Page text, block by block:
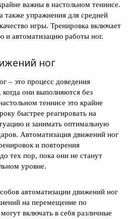
важны в настольном теннисе.
также упражнения для средней
игры. Тренировка включает
и автоматизацию работы ног.
ног
– это процесс доведения
они выполняются без
теннисе это крайне
быстрее реагировать на
и занимать оптимальную
Автоматизация движений ног
и повторения
тех пор, пока они не станут
уровне.
автоматизации движений ног
на перемещение по
включать в себя различные